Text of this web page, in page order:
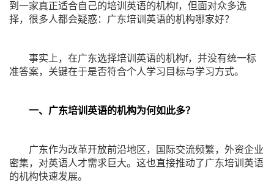
到一家真正适合自己的培训英语的机构f，但面对众多选
择，很多人都会疑惑：广东培训英语的机构哪家好？
事实上，在广东选择培训英语的机构f，并没有统一标
准答案，关键在于是否符合个人学习目标与学习方式。
一、广东培训英语的机构为何如此多？
广东作为改革开放前沿地区，国际交流频繁，外资企业
密集，对英语人才需求巨大。这也直接推动了广东培训英语
的机构快速发展。